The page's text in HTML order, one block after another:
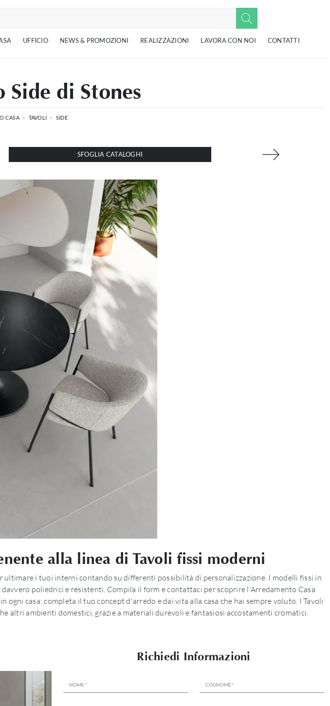
UFFICIO NEWS & PROMOZIONI REALIZZAZIONI LAVORA CON NOI CONTATTI
di Stones
CASA - TAVOLI - SIDE
SFOGLIA CATALOGHI
alla linea di Tavoli fissi moderni
ultimare i tuoi interni contando su differenti possibilità di personalizzazione. I modelli fissi in
poliedrici e resistenti. Compila il form e contattaci per scoprire l'Arredamento Casa
casa: completa il tuo concept d'arredo e dai vita alla casa che hai sempre voluto. I Tavoli
altri ambienti domestici, grazie a materiali durevoli e fantasiosi accostamenti cromatici.
Richiedi Informazioni